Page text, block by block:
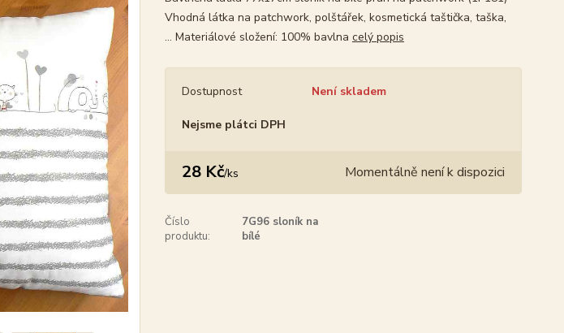
Vhodná látka na patchwork, polštářek, kosmetická taštička, taška,
... Materiálové složení: 100% bavlna celý popis
Dostupnost Není skladem
Nejsme plátci DPH
28 Kč/ks Momentálně není k dispozici
Číslo
produktu:
7G96 sloník na
bílé